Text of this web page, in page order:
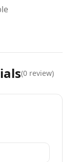
(0 review)